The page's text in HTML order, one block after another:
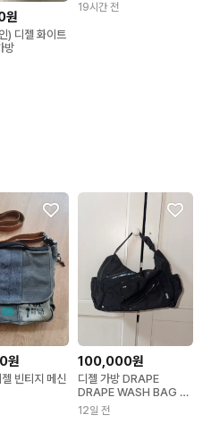
원
) 디젤 화이트
방
19시간 전
원
빈티지 메신
100,000원
디젤 가방 DRAPE
DRAPE WASH BAG X
WA
12일 전